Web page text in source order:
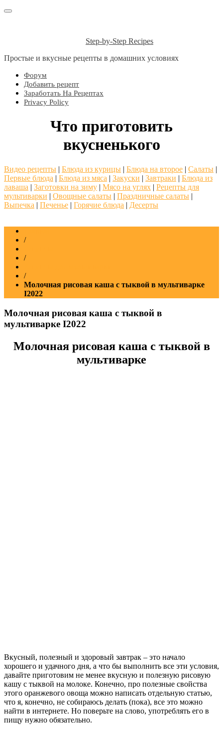
Step-by-Step Recipes
Простые и вкусные рецепты в домашних условиях
Форум
Добавить рецепт
Заработать На Рецептах
Privacy Policy
Что приготовить
вкусненького
Видео рецепты | Блюда из курицы | Блюда на второе | Салаты |
Первые блюда | Блюда из мяса | Закуски | Завтраки | Блюда из
лаваша | Заготовки на зиму | Мясо на углях | Рецепты для
мультиварки | Овощные салаты | Праздничные салаты |
Выпечка | Печенье | Горячие блюда | Десерты
/
/
/
Молочная рисовая каша с тыквой в мультиварке
Ι2022
Молочная рисовая каша с тыквой в
мультиварке Ι2022
Молочная рисовая каша с тыквой в
мультиварке
Вкусный, полезный и здоровый завтрак – это начало
хорошего и удачного дня, а что бы выполнить все эти условия,
давайте приготовим не менее вкусную и полезную рисовую
кашу с тыквой на молоке. Конечно, про полезные свойства
этого оранжевого овоща можно написать отдельную статью,
что я, конечно, не собираюсь делать (пока), все это можно
найти в интернете. Но поверьте на слово, употреблять его в
пищу нужно обязательно.